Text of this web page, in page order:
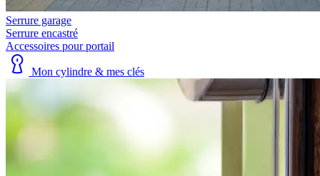
Serrure garage
Serrure encastré
Accessoires pour portail
Mon cylindre & mes clés